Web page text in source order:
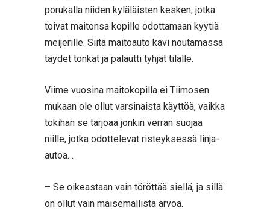
porukalla niiden kyläläisten kesken, jotka
toivat maitonsa kopille odottamaan kyytiä
meijerille. Siitä maitoauto kävi noutamassa
täydet tonkat ja palautti tyhjät tilalle.
Viime vuosina maitokopilla ei Tiimosen
mukaan ole ollut varsinaista käyttöä, vaikka
tokihan se tarjoaa jonkin verran suojaa
niille, jotka odottelevat risteyksessä linja-
autoa. .
– Se oikeastaan vain töröttää siellä, ja sillä
on ollut vain maisemallista arvoa.